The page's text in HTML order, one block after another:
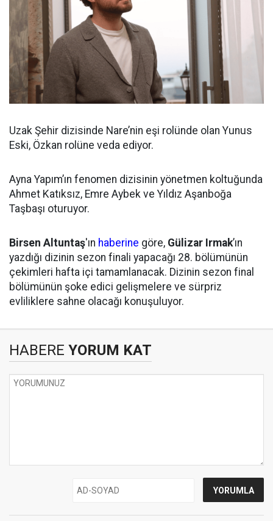
Uzak Şehir dizisinde Nare’nin eşi rolünde olan Yunus
Eski, Özkan rolüne veda ediyor.
Ayna Yapım’ın fenomen dizisinin yönetmen koltuğunda
Ahmet Katıksız, Emre Aybek ve Yıldız Aşanboğa
Taşbaşı oturuyor.
Birsen Altuntaş'ın haberine göre, Gülizar Irmak’ın
yazdığı dizinin sezon finali yapacağı 28. bölümünün
çekimleri hafta içi tamamlanacak. Dizinin sezon final
bölümünün şoke edici gelişmelere ve sürpriz
evliliklere sahne olacağı konuşuluyor.
HABERE YORUM KAT